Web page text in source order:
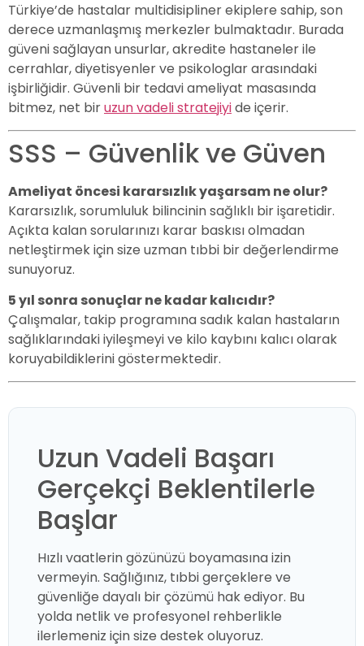
Türkiye’de hastalar multidisipliner ekiplere sahip, son
derece uzmanlaşmış merkezler bulmaktadır. Burada
güveni sağlayan unsurlar, akredite hastaneler ile
cerrahlar, diyetisyenler ve psikologlar arasındaki
işbirliğidir. Güvenli bir tedavi ameliyat masasında
bitmez, net biruzun vadeli stratejiyide içerir.
SSS – Güvenlik ve Güven
Ameliyat öncesi kararsızlık yaşarsam ne olur?
Kararsızlık, sorumluluk bilincinin sağlıklı bir işaretidir.
Açıkta kalan sorularınızı karar baskısı olmadan
netleştirmek için size uzman tıbbi bir değerlendirme
sunuyoruz.
5 yıl sonra sonuçlar ne kadar kalıcıdır?
Çalışmalar, takip programına sadık kalan hastaların
sağlıklarındaki iyileşmeyi ve kilo kaybını kalıcı olarak
koruyabildiklerini göstermektedir.
Uzun Vadeli Başarı
Gerçekçi Beklentilerle
Başlar
Hızlı vaatlerin gözünüzü boyamasına izin
vermeyin. Sağlığınız, tıbbi gerçeklere ve
güvenliğe dayalı bir çözümü hak ediyor. Bu
yolda netlik ve profesyonel rehberlikle
ilerlemeniz için size destek oluyoruz.